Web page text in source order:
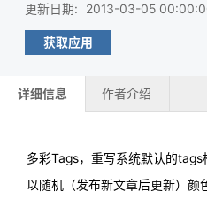
更新日期: 2013-03-05
获取应用
详细信息 作者介绍
多彩Tags，重写系统默认的tags
以随机（发布新文章后更新）颜